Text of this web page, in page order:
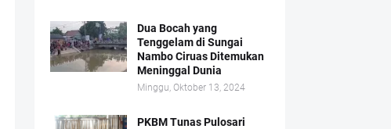
Dua Bocah yang
Tenggelam di Sungai
Nambo Ciruas Ditemukan
Meninggal Dunia
Minggu, Oktober 13, 2024
PKBM Tunas Pulosari